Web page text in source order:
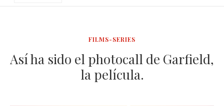
FILMS-SERIES
Así ha sido el photocall de Garfield,
la película.